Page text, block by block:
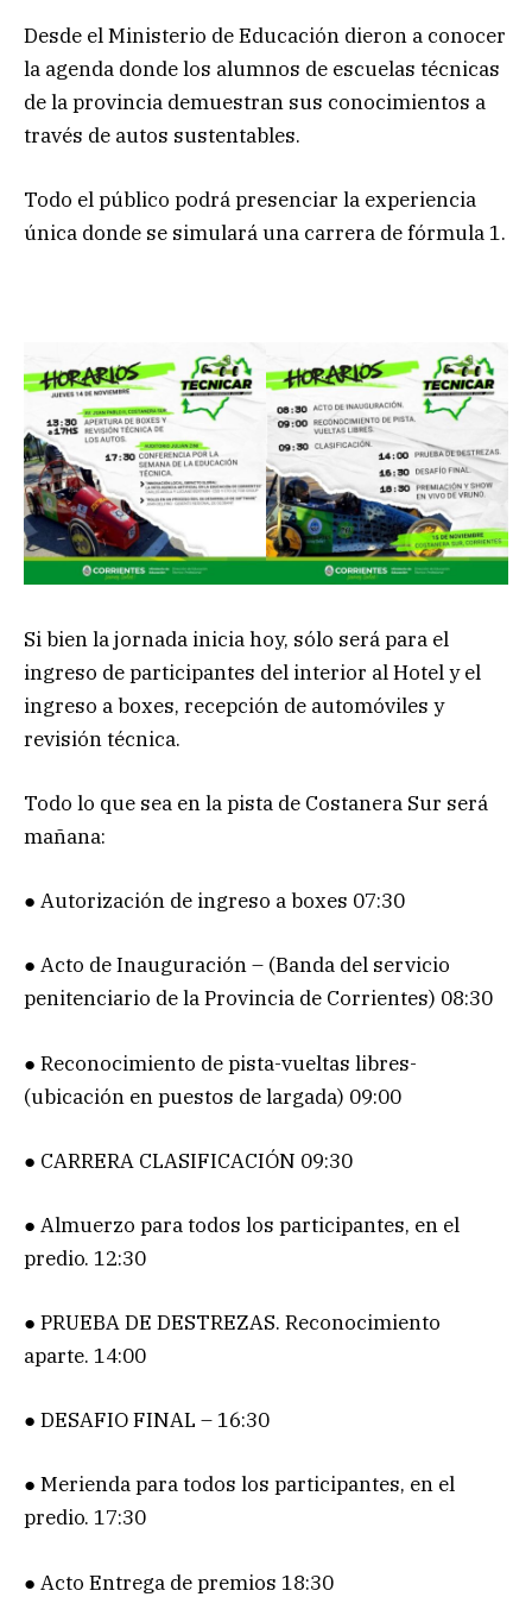
Desde el Ministerio de Educación dieron a conocer
la agenda donde los alumnos de escuelas técnicas
de la provincia demuestran sus conocimientos a
través de autos sustentables.
Todo el público podrá presenciar la experiencia
única donde se simulará una carrera de fórmula 1.
Si bien la jornada inicia hoy, sólo será para el
ingreso de participantes del interior al Hotel y el
ingreso a boxes, recepción de automóviles y
revisión técnica.
Todo lo que sea en la pista de Costanera Sur será
mañana:
● Autorización de ingreso a boxes 07:30
● Acto de Inauguración – (Banda del servicio
penitenciario de la Provincia de Corrientes) 08:30
● Reconocimiento de pista-vueltas libres-
(ubicación en puestos de largada) 09:00
● CARRERA CLASIFICACIÓN 09:30
● Almuerzo para todos los participantes, en el
predio. 12:30
● PRUEBA DE DESTREZAS. Reconocimiento
aparte. 14:00
● DESAFIO FINAL – 16:30
● Merienda para todos los participantes, en el
predio. 17:30
● Acto Entrega de premios 18:30